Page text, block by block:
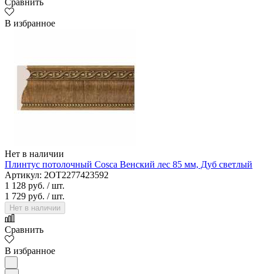
Сравнить
В избранное
Нет в наличии
Плинтус потолочный Cosca Венский лес 85 мм, Дуб светлый
Артикул: 2OT2277423592
1 128 руб. / шт.
1 729 руб. / шт.
Нет в наличии
Сравнить
В избранное